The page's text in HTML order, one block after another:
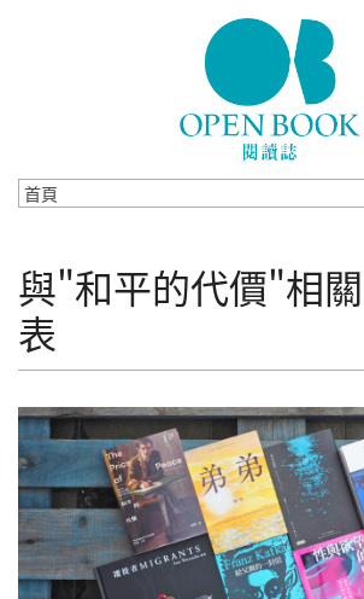
與"和平的代價"相
表